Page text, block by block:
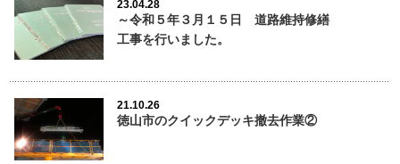
23.04.28
～令和５年３月１５日 道路維持修繕
工事を行いました。
21.10.26
徳山市のクイックデッキ撤去作業②